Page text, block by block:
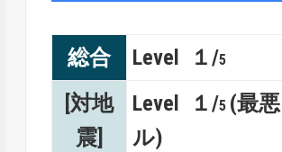
総合 Level １/5
[対地
震]
Level １/5 (最
ル)